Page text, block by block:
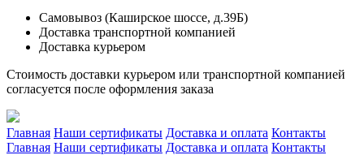
Самовывоз (Каширское шоссе, д.39Б)
Доставка транспортной компанией
Доставка курьером
Стоимость доставки курьером или транспортной компанией
согласуется после оформления заказа
Главная Наши сертификаты Доставка и оплата Контакты
Главная Наши сертификаты Доставка и оплата Контакты